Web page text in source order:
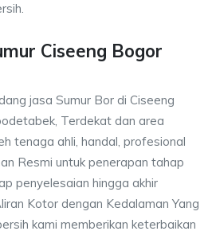
Ciseeng Bogor
jasa Sumur Bor di Ciseeng
Terdekat dan area
tenaga ahli, handal, profesional
Resmi untuk penerapan tahap
penyelesaian hingga akhir
Kotor dengan Kedalaman Yang
kami memberikan keterbaikan